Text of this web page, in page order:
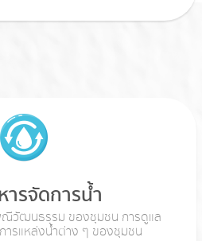
ารจัดการน้ำ
พณีวัฒนธรรม ของชุมชน การดูแล
ารแหล่งน้ำต่าง ๆ ของชุมชน